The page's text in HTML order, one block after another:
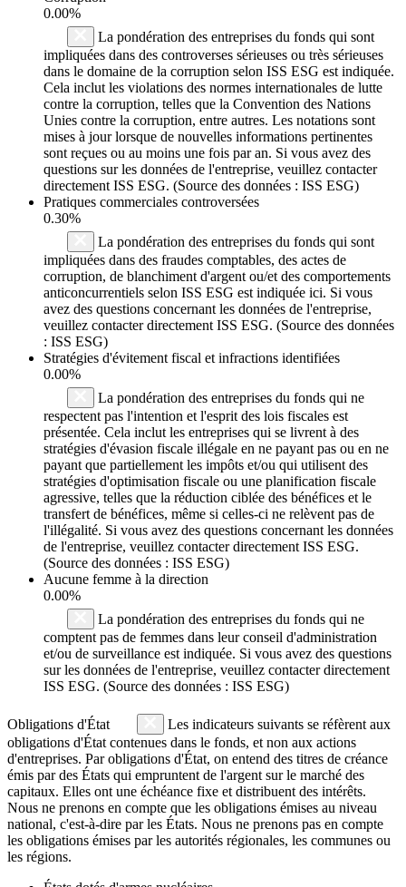
0.00%
La pondération des entreprises du fonds qui sont
impliquées dans des controverses sérieuses ou très sérieuses
dans le domaine de la corruption selon ISS ESG est indiquée.
Cela inclut les violations des normes internationales de lutte
contre la corruption, telles que la Convention des Nations
Unies contre la corruption, entre autres. Les notations sont
mises à jour lorsque de nouvelles informations pertinentes
sont reçues ou au moins une fois par an. Si vous avez des
questions sur les données de l'entreprise, veuillez contacter
directement ISS ESG. (Source des données : ISS ESG)
Pratiques commerciales controversées
0.30%
La pondération des entreprises du fonds qui sont
impliquées dans des fraudes comptables, des actes de
corruption, de blanchiment d'argent ou/et des comportements
anticoncurrentiels selon ISS ESG est indiquée ici. Si vous
avez des questions concernant les données de l'entreprise,
veuillez contacter directement ISS ESG. (Source des données
: ISS ESG)
Stratégies d'évitement fiscal et infractions identifiées
0.00%
La pondération des entreprises du fonds qui ne
respectent pas l'intention et l'esprit des lois fiscales est
présentée. Cela inclut les entreprises qui se livrent à des
stratégies d'évasion fiscale illégale en ne payant pas ou en ne
payant que partiellement les impôts et/ou qui utilisent des
stratégies d'optimisation fiscale ou une planification fiscale
agressive, telles que la réduction ciblée des bénéfices et le
transfert de bénéfices, même si celles-ci ne relèvent pas de
l'illégalité. Si vous avez des questions concernant les données
de l'entreprise, veuillez contacter directement ISS ESG.
(Source des données : ISS ESG)
Aucune femme à la direction
0.00%
La pondération des entreprises du fonds qui ne
comptent pas de femmes dans leur conseil d'administration
et/ou de surveillance est indiquée. Si vous avez des questions
sur les données de l'entreprise, veuillez contacter directement
ISS ESG. (Source des données : ISS ESG)
Obligations d'État
Les indicateurs suivants se réfèrent aux
obligations d'État contenues dans le fonds, et non aux actions
d'entreprises. Par obligations d'État, on entend des titres de créance
émis par des États qui empruntent de l'argent sur le marché des
capitaux. Elles ont une échéance fixe et distribuent des intérêts.
Nous ne prenons en compte que les obligations émises au niveau
national, c'est-à-dire par les États. Nous ne prenons pas en compte
les obligations émises par les autorités régionales, les communes ou
les régions.